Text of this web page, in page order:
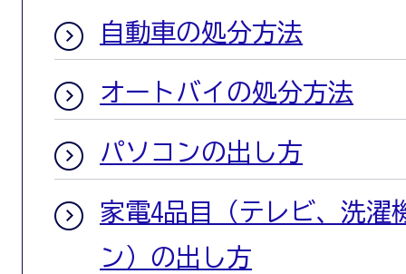
自動車の処分方法
オートバイの処分方法
パソコンの出し方
家電4品目（テレビ、洗濯
ン）の出し方